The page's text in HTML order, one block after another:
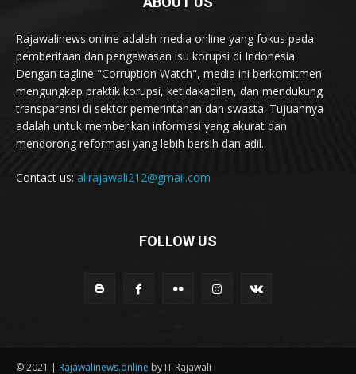
Rajawalinews.online adalah media online yang fokus pada
pemberitaan dan pengawasan isu korupsi di Indonesia.
Dengan tagline "Corruption Watch", media ini berkomitmen
mengungkap praktik korupsi, ketidakadilan, dan mendukung
transparansi di sektor pemerintahan dan swasta. Tujuannya
adalah untuk memberikan informasi yang akurat dan
mendorong reformasi yang lebih bersih dan adil.
Contact us: alirajawali212@gmail.com
FOLLOW US
© 2021 | Rajawalinews.online by IT Rajawali